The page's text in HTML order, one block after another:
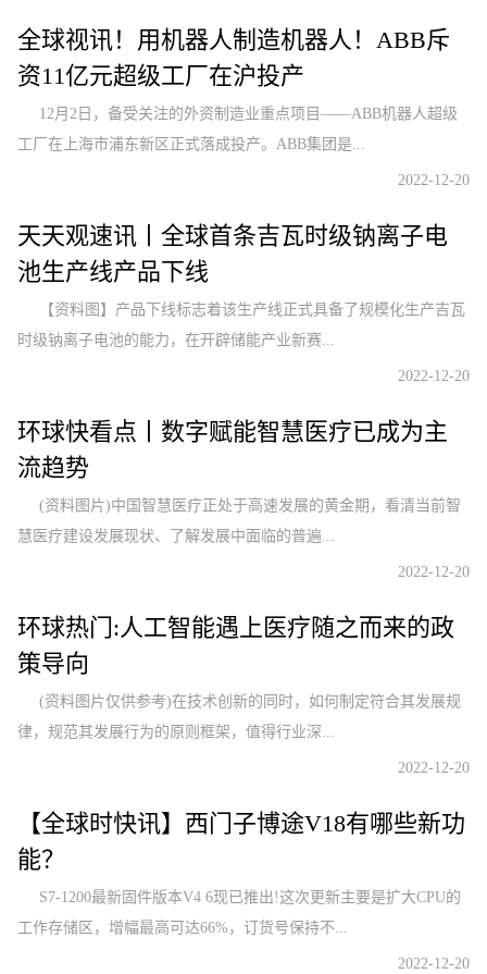
全球视讯！用机器人制造机器人！ABB斥
资11亿元超级工厂在沪投产
12月2日，备受关注的外资制造业重点项目——ABB机器人超级
工厂在上海市浦东新区正式落成投产。ABB集团是...
2022-12-20
天天观速讯丨全球首条吉瓦时级钠离子电
池生产线产品下线
【资料图】产品下线标志着该生产线正式具备了规模化生产吉瓦
时级钠离子电池的能力，在开辟储能产业新赛...
2022-12-20
环球快看点丨数字赋能智慧医疗已成为主
流趋势
(资料图片)中国智慧医疗正处于高速发展的黄金期，看清当前智
慧医疗建设发展现状、了解发展中面临的普遍...
2022-12-20
环球热门:人工智能遇上医疗随之而来的政
策导向
(资料图片仅供参考)在技术创新的同时，如何制定符合其发展规
律，规范其发展行为的原则框架，值得行业深...
2022-12-20
【全球时快讯】西门子博途V18有哪些新功
能？
S7-1200最新固件版本V4 6现已推出!这次更新主要是扩大CPU的
工作存储区，增幅最高可达66%，订货号保持不...
2022-12-20